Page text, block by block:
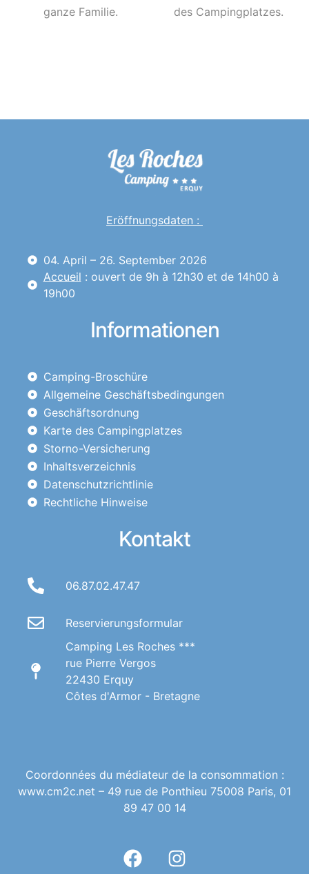
ganze Familie.
des Campingplatzes.
Eröffnungsdaten :
04. April – 26. September 2026
Accueil : ouvert de 9h à 12h30 et de 14h00 à
19h00
Informationen
Camping-Broschüre
Allgemeine Geschäftsbedingungen
Geschäftsordnung
Karte des Campingplatzes
Storno-Versicherung
Inhaltsverzeichnis
Datenschutzrichtlinie
Rechtliche Hinweise
Kontakt
06.87.02.47.47
Reservierungsformular
Camping Les Roches ***
rue Pierre Vergos
22430 Erquy
Côtes d'Armor - Bretagne
Coordonnées du médiateur de la consommation :
www.cm2c.net – 49 rue de Ponthieu 75008 Paris, 01
89 47 00 14